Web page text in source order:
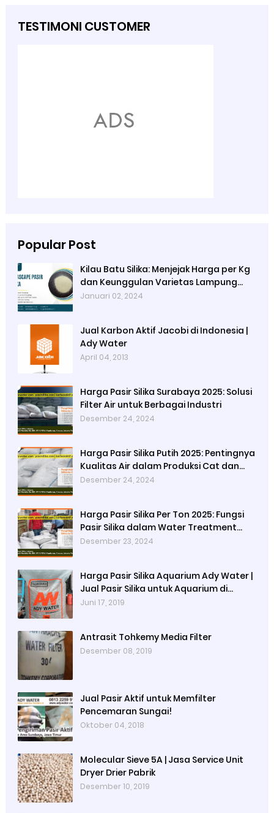
TESTIMONI CUSTOMER
Popular Post
Kilau Batu Silika: Menjejak Harga per Kg
dan Keunggulan Varietas Lampung
dari Ady Water
Januari 02, 2024
Jual Karbon Aktif Jacobi di Indonesia |
Ady Water
April 04, 2013
Harga Pasir Silika Surabaya 2025: Solusi
Filter Air untuk Berbagai Industri
Desember 24, 2024
Harga Pasir Silika Putih 2025: Pentingnya
Kualitas Air dalam Produksi Cat dan
Peran Pasir Silika Sebagai Penyaring
Desember 24, 2024
Harga Pasir Silika Per Ton 2025: Fungsi
Pasir Silika dalam Water Treatment
Plant dan Pengolahan Air
Desember 23, 2024
Harga Pasir Silika Aquarium Ady Water |
Jual Pasir Silika untuk Aquarium di
Bandung Depok Surabaya Bekasi
Juni 17, 2019
Antrasit Tohkemy Media Filter
Desember 08, 2019
Jual Pasir Aktif untuk Memfilter
Pencemaran Sungai!
Oktober 04, 2018
Molecular Sieve 5A | Jasa Service Unit
Dryer Drier Pabrik
Desember 10, 2019